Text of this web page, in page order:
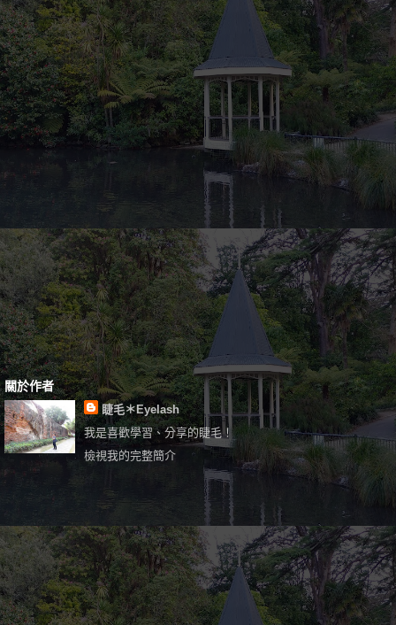
關於作者
睫毛＊Eyelash
我是喜歡學習、分享的睫毛！
檢視我的完整簡介